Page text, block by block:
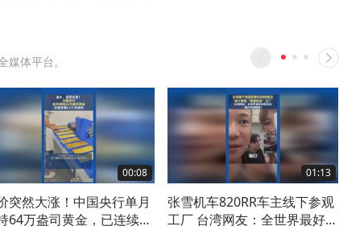
媒体平台。
00:08
突然大涨！中国央行单月
64万盎司黄金，已连续第
01:13
张雪机车820RR车主线下参观
工厂 台湾网友：全世界最好的